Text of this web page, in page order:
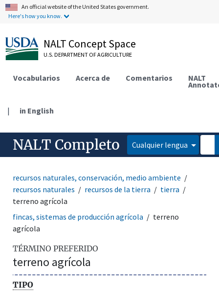
An official website of the United States government.
Here's how you know.
NALT Concept Space
U.S. DEPARTMENT OF AGRICULTURE
Vocabularios Acerca de Comentarios NALT
| in English
NALT Completo Cualquier lengua
recursos naturales, conservación, medio ambiente
recursos naturales
recursos de la tierra
tierra
terreno agrícola
fincas, sistemas de producción agrícola
terreno
agrícola
TÉRMINO PREFERIDO
terreno agrícola
TIPO